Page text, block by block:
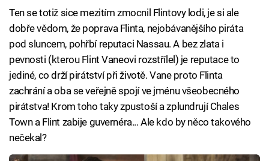
Ten se totiž sice mezitím zmocnil Flintovy lodi, je si ale
dobře vědom, že poprava Flinta, nejobávanějšího piráta
pod sluncem, pohřbí reputaci Nassau. A bez zlata i
pevnosti (kterou Flint Vaneovi rozstřílel) je reputace to
jediné, co drží pirátství při životě. Vane proto Flinta
zachrání a oba se veřejně spojí ve jménu všeobecného
pirátstva! Krom toho taky zpustoší a zplundrují Chales
Town a Flint zabije guvernéra... Ale kdo by něco takového
nečekal?